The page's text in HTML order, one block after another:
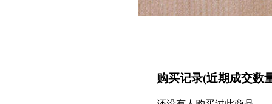
购买记录(近期成交数